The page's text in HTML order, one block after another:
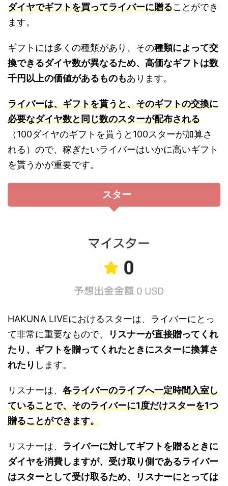
ダイヤでギフトを買ってライバーに贈ることができ
ます。
ギフトには多くの種類があり、その種類によって交
換できるダイヤ数が異なるため、高価なギフトは数
千円以上の価値があるものもあります。
ライバーは、ギフトを貰うと、そのギフトの交換に
必要なダイヤ数と同じ数のスターが配布される
（100ダイヤのギフトを貰うと100スターが加算さ
れる）ので、稼ぎたいライバーはいかに高いギフト
を貰うかが重要です。
スター
HAKUNA LIVEにおけるスターは、ライバーにとっ
て非常に重要なもので、
リスナーが直接贈ってくれ
たり、ギフトを贈ってくれたときにスターに換算さ
れたり します。
リスナーは、 各ライバーのライブへ一定時間入室し
ていることで、そのライバーに1度だけスターを1つ
贈ることができます。
リスナーは、 ライバーに対してギフトを贈るときに
ダイヤを消費しますが、受け取り側であるライバー
はスターとして受け取るため、リスナーにとっては